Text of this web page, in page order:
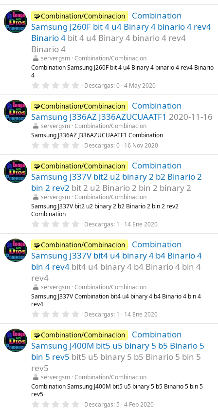
0
0
e
s
t
r
l
l
a
s
🧩Combination/Combinacion
Combination
Samsung J260F bit 4 u4 Binary 4 binario 4 rev4
Binario 4 bit 4 u4 Binary 4 binario 4 rev4
Binario 4
servergsm Combination/Combinacion
Combination Samsung J260F bit 4 u4 Binary 4 binario 4 rev4 Binario
4
0
0
0
e
s
t
r
e
l
a
(
s
)
Descargas 0 4 May 2020
🧩Combination/Combinacion
Combination
Samsung J336AZ J336AZUCUAATF1 2020-11-16
servergsm Combination/Combinacion
Samsung J336AZ J336AZUCUAATF1 Combination
0
0
0
e
s
t
r
e
l
s
)
Descargas 0 16 Nov 2020
🧩Combination/Combinacion
Combination
Samsung J337V bit2 u2 binary 2 b2 Binario 2
bin 2 rev2 bit 2 u2 Binario 2 bin 2 binary 2
servergsm Combination/Combinacion
Samsung J337V bit2 u2 binary 2 b2 Binario 2 bin 2 rev2
Combination
0
0
0
e
s
t
r
l
l
a
s
Descargas 1 14 Ene 2020
🧩Combination/Combinacion
Combination
Samsung J337V bit4 u4 binary 4 b4 Binario 4
bin 4 rev4 bit4 u4 binary 4 b4 Binario 4 bin 4
rev4
servergsm Combination/Combinacion
Samsung J337V Combination bit4 u4 binary 4 b4 Binario 4 bin 4
rev4
0
0
0
e
s
t
r
l
l
a
s
Descargas 1 14 Ene 2020
🧩Combination/Combinacion
Combination
Samsung J400M bit5 u5 binary 5 b5 Binario 5
bin 5 rev5 bit5 u5 binary 5 b5 Binario 5 bin 5
rev5
servergsm Combination/Combinacion
Combination Samsung J400M bit5 u5 binary 5 b5 Binario 5 bin 5
rev5
0 Descargas 5 4 Feb 2020